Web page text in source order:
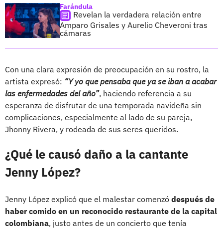
Farándula
Revelan la verdadera relación entre
Amparo Grisales y Aurelio Cheveroni tras
cámaras
Con una clara expresión de preocupación en su rostro, la
artista expresó: “Y yo que pensaba que ya se iban a acabar
las enfermedades del año”, haciendo referencia a su
esperanza de disfrutar de una temporada navideña sin
complicaciones, especialmente al lado de su pareja,
Jhonny Rivera, y rodeada de sus seres queridos.
¿Qué le causó daño a la cantante
Jenny López?
Jenny López explicó que el malestar comenzó después de
haber comido en un reconocido restaurante de la capital
colombiana, justo antes de un concierto que tenía